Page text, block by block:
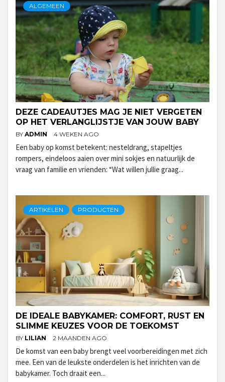
ALGEMEEN
DEZE CADEAUTJES MAG JE NIET VERGETEN
OP HET VERLANGLIJSTJE VAN JOUW BABY
BY ADMIN 4 WEKEN AGO
Een baby op komst betekent: nesteldrang, stapeltjes
rompers, eindeloos aaien over mini sokjes en natuurlijk de
vraag van familie en vrienden: “Wat willen jullie graag...
ARTIKELEN PRODUCTEN
DE IDEALE BABYKAMER: COMFORT, RUST EN
SLIMME KEUZES VOOR DE TOEKOMST
BY LILIAN 2 MAANDEN AGO
De komst van een baby brengt veel voorbereidingen met zich
mee. Een van de leukste onderdelen is het inrichten van de
babykamer. Toch draait een...